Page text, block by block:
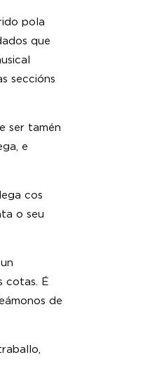
pola
que
seccións
ser tamén
e
cos
o seu
cotas. É
de